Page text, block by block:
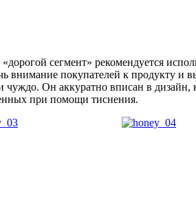
сегмент» рекомендуется
покупателей к продукту и
Он аккуратно вписан в дизайн,
при помощи тиснения.